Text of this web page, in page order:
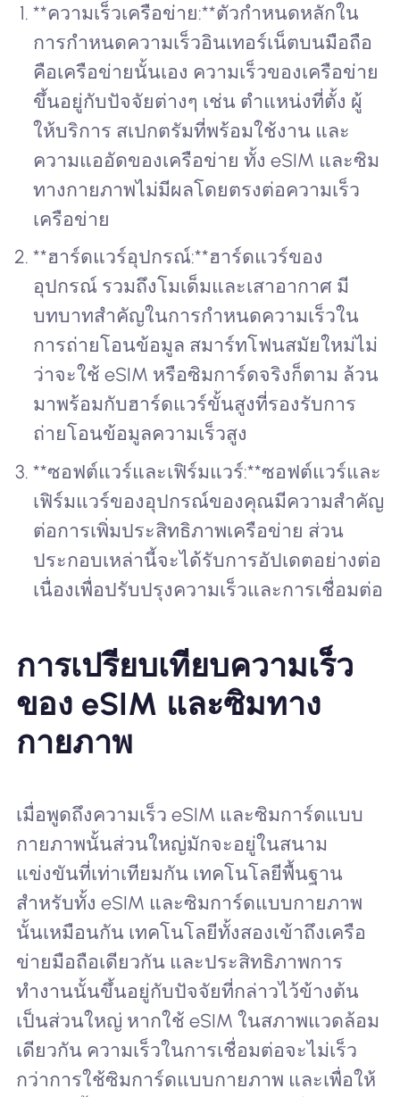
**ความเร็วเครือข่าย:**ตัวกำหนดหลักใน
การกำหนดความเร็วอินเทอร์เน็ตบนมือถือ
คือเครือข่ายนั้นเอง ความเร็วของเครือข่าย
ขึ้นอยู่กับปัจจัยต่างๆ เช่น ตำแหน่งที่ตั้ง ผู้
ให้บริการ สเปกตรัมที่พร้อมใช้งาน และ
ความแออัดของเครือข่าย ทั้ง eSIM และซิม
ทางกายภาพไม่มีผลโดยตรงต่อความเร็ว
เครือข่าย
**ฮาร์ดแวร์อุปกรณ์:**ฮาร์ดแวร์ของ
อุปกรณ์ รวมถึงโมเด็มและเสาอากาศ มี
บทบาทสำคัญในการกำหนดความเร็วใน
การถ่ายโอนข้อมูล สมาร์ทโฟนสมัยใหม่ไม่
ว่าจะใช้ eSIM หรือซิมการ์ดจริงก็ตาม ล้วน
มาพร้อมกับฮาร์ดแวร์ขั้นสูงที่รองรับการ
ถ่ายโอนข้อมูลความเร็วสูง
**ซอฟต์แวร์และเฟิร์มแวร์:**ซอฟต์แวร์และ
เฟิร์มแวร์ของอุปกรณ์ของคุณมีความสำคัญ
ต่อการเพิ่มประสิทธิภาพเครือข่าย ส่วน
ประกอบเหล่านี้จะได้รับการอัปเดตอย่างต่อ
เนื่องเพื่อปรับปรุงความเร็วและการเชื่อมต่อ
การเปรียบเทียบความเร็ว
ของ eSIM และซิมทาง
กายภาพ
เมื่อพูดถึงความเร็ว eSIM และซิมการ์ดแบบ
กายภาพนั้นส่วนใหญ่มักจะอยู่ในสนาม
แข่งขันที่เท่าเทียมกัน เทคโนโลยีพื้นฐาน
สำหรับทั้ง eSIM และซิมการ์ดแบบกายภาพ
นั้นเหมือนกัน เทคโนโลยีทั้งสองเข้าถึงเครือ
ข่ายมือถือเดียวกัน และประสิทธิภาพการ
ทำงานนั้นขึ้นอยู่กับปัจจัยที่กล่าวไว้ข้างต้น
เป็นส่วนใหญ่ หากใช้ eSIM ในสภาพแวดล้อม
เดียวกัน ความเร็วในการเชื่อมต่อจะไม่เร็ว
กว่าการใช้ซิมการ์ดแบบกายภาพ และเพื่อให้